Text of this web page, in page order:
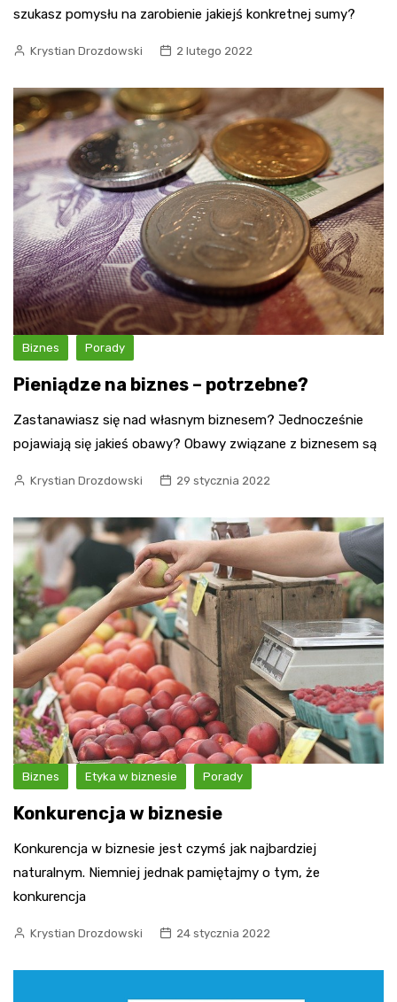
szukasz pomysłu na zarobienie jakiejś konkretnej sumy?
Krystian Drozdowski 2 lutego 2022
Biznes Porady
Pieniądze na biznes – potrzebne?
Zastanawiasz się nad własnym biznesem? Jednocześnie
pojawiają się jakieś obawy? Obawy związane z biznesem są
Krystian Drozdowski 29 stycznia 2022
Biznes Etyka w biznesie Porady
Konkurencja w biznesie
Konkurencja w biznesie jest czymś jak najbardziej
naturalnym. Niemniej jednak pamiętajmy o tym, że
konkurencja
Krystian Drozdowski 24 stycznia 2022